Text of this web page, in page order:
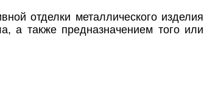
отделки металлического изделия
а также предназначением того или